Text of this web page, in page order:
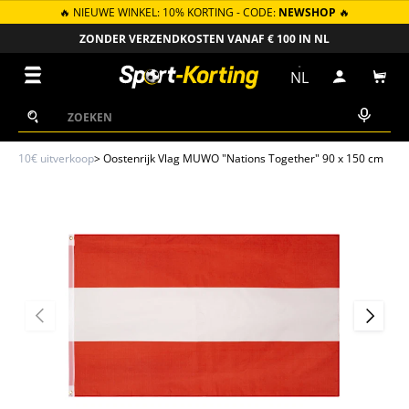
GA NAAR INHOUD
🔥 NIEUWE WINKEL: 10% KORTING - CODE: NEWSHOP 🔥
ZONDER VERZENDKOSTEN VANAF € 100 IN NL
Zoeken
Zoeken
NL Inloggen
10€ uitverkoop>Oostenrijk Vlag MUWO "Nations Together" 90 x 150 cm
VORIGE